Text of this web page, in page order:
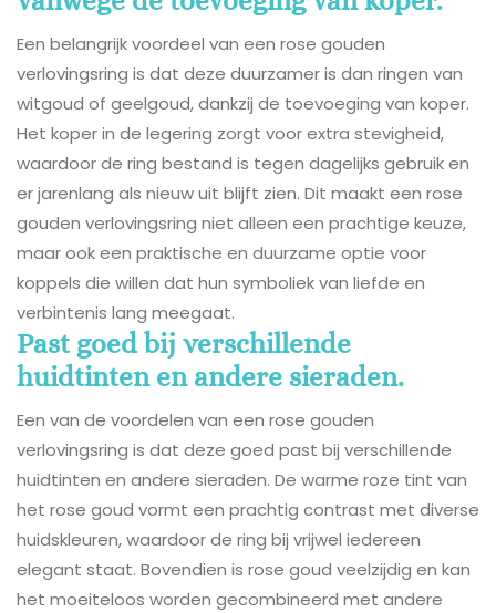
Een belangrijk voordeel van een rose gouden
verlovingsring is dat deze duurzamer is dan ringen van
witgoud of geelgoud, dankzij de toevoeging van koper.
Het koper in de legering zorgt voor extra stevigheid,
waardoor de ring bestand is tegen dagelijks gebruik en
er jarenlang als nieuw uit blijft zien. Dit maakt een rose
gouden verlovingsring niet alleen een prachtige keuze,
maar ook een praktische en duurzame optie voor
koppels die willen dat hun symboliek van liefde en
verbintenis lang meegaat.
Past goed bij verschillende
huidtinten en andere sieraden.
Een van de voordelen van een rose gouden
verlovingsring is dat deze goed past bij verschillende
huidtinten en andere sieraden. De warme roze tint van
het rose goud vormt een prachtig contrast met diverse
huidskleuren, waardoor de ring bij vrijwel iedereen
elegant staat. Bovendien is rose goud veelzijdig en kan
het moeiteloos worden gecombineerd met andere